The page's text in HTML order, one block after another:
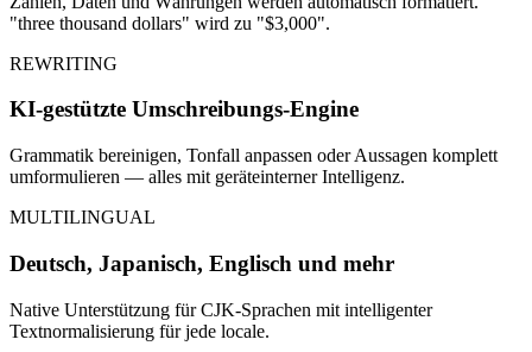
"three thousand dollars" wird zu "$3,000".
REWRITING
KI-gestützte Umschreibungs-Engine
Grammatik bereinigen, Tonfall anpassen oder Aussagen komplett
umformulieren — alles mit geräteinterner Intelligenz.
MULTILINGUAL
Deutsch, Japanisch, Englisch und mehr
Native Unterstützung für CJK-Sprachen mit intelligenter
Textnormalisierung für jede locale.